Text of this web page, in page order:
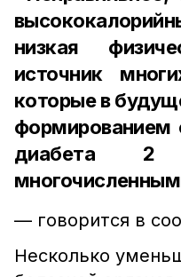
низкая
источник
которые в
формированием
диабета
— говорится в
Несколько